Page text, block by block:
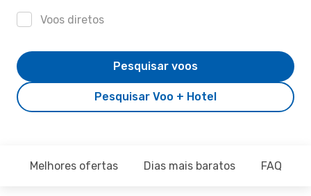
Voos diretos
Pesquisar Voo + Hotel
Pesquisar voos
Melhores ofertas Dias mais baratos FAQ